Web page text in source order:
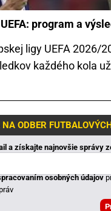
program a
ligy UEFA 2026/
každého kola
ODBER
a získajte najnovšie správy
osobných údajov